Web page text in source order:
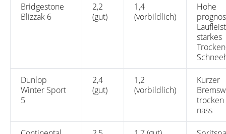
Bridgestone
Blizzak 6
2,2
(gut)
1,4
(vorbildlich)
Hohe
starkes
Dunlop
Winter Sport
5
2,4
(gut)
1,2
(vorbildlich)
Kurzer
nass